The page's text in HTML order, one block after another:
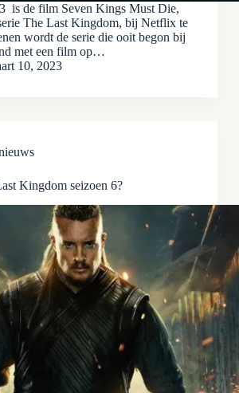
is de film Seven Kings Must Die,
The Last Kingdom, bij Netflix te
wordt de serie die ooit begon bij
met een film op…
10, 2023
Kingdom seizoen 6?